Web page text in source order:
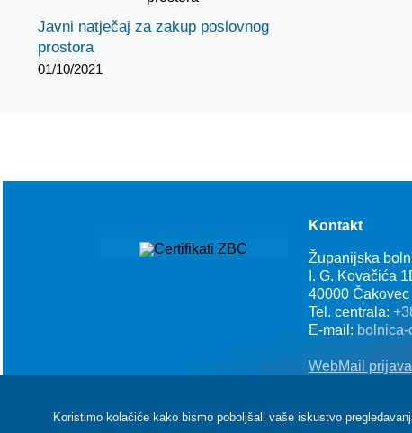
Javni natječaj za zakup poslovnog
prostora
01/10/2021
Kontakt
Županijska
I. G. Kovačića
40000 Čakovec
Tel. centrala:
E-mail:
WebMail prijava
Koristimo kolačiće kako bismo poboljšali vaše iskustvo